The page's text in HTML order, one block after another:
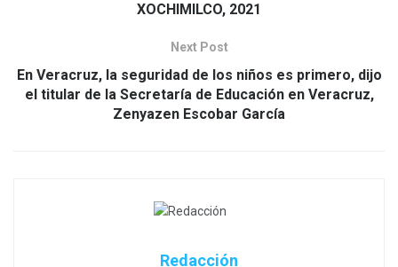
XOCHIMILCO, 2021
Next Post
En Veracruz, la seguridad de los niños es primero, dijo
el titular de la Secretaría de Educación en Veracruz,
Zenyazen Escobar García
Redacción